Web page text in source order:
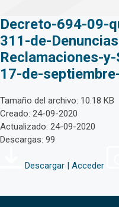
Decreto-694-09-
311-de-
Reclamaciones-
17-de-
Tamaño del archivo: 10.18 KB
Creado: 24-09-2020
Actualizado: 24-09-2020
Descargas: 99
Descargar | Acceder